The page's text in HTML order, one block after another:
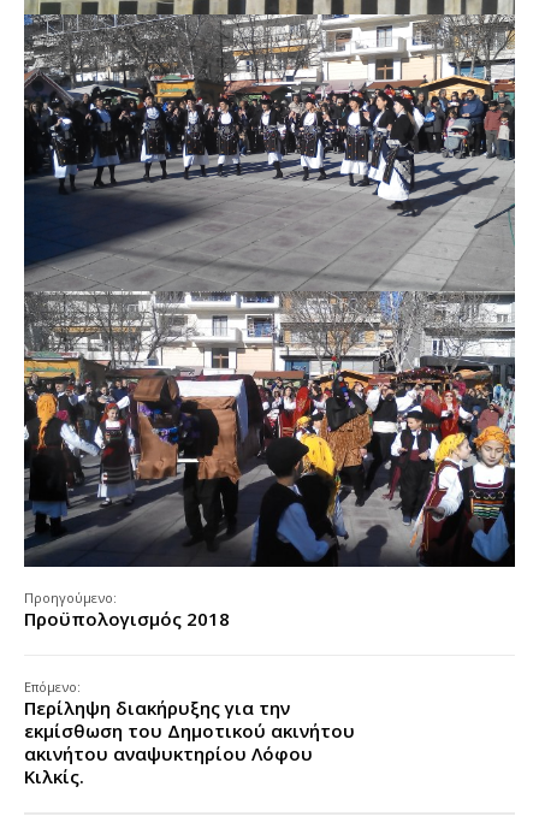
Προηγούμενο:
Προϋπολογισμός 2018
Επόμενο:
Περίληψη διακήρυξης για την
εκμίσθωση του Δημοτικού ακινήτου
ακινήτου αναψυκτηρίου Λόφου
Κιλκίς.